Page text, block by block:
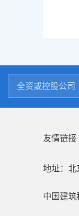
全资或控股公司
友情链接
地址：北
中国建